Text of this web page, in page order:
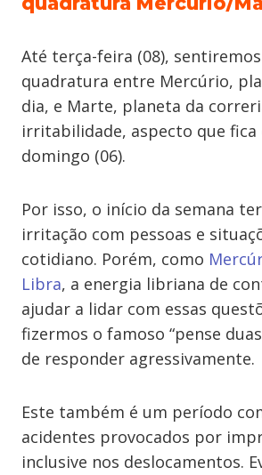
Até terça-feira (08),
quadratura entre Mercúrio,
dia, e Marte, planeta da
irritabilidade, aspecto que fica
domingo (06).
Por isso, o início da semana
irritação com pessoas e
cotidiano. Porém, como
Libra, a energia libriana de
ajudar a lidar com essas
fizermos o famoso “pense
de responder agressivamente.
Este também é um período
acidentes provocados por
inclusive nos deslocamentos.